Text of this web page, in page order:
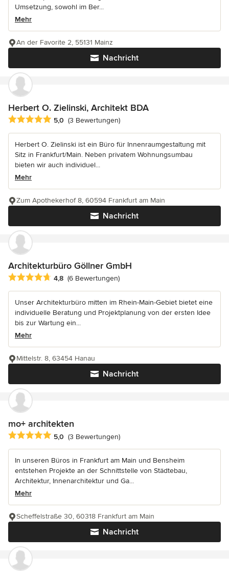
Umsetzung, sowohl im Ber...
Mehr
Nachricht
An der Favorite 2, 55131 Mainz
Herbert O. Zielinski, Architekt BDA
Durchschnittliche Bewertung: 5 von 5 Sternen
5,0 (3 Bewertungen)
Herbert O. Zielinski ist ein Büro für Innenraumgestaltung mit
Sitz in Frankfurt/Main. Neben privatem Wohnungsumbau
bieten wir auch individuel...
Mehr
Nachricht
Zum Apothekerhof 8, 60594 Frankfurt am Main
Architekturbüro Göllner GmbH
Durchschnittliche Bewertung: 4.8 von 5 Sternen
4,8 (6 Bewertungen)
Unser Architekturbüro mitten im Rhein-Main-Gebiet bietet eine
individuelle Beratung und Projektplanung von der ersten Idee
bis zur Wartung ein...
Mehr
Nachricht
Mittelstr. 8, 63454 Hanau
mo+ architekten
Durchschnittliche Bewertung: 5 von 5 Sternen
5,0 (3 Bewertungen)
In unseren Büros in Frankfurt am Main und Bensheim
entstehen Projekte an der Schnittstelle von Städtebau,
Architektur, Innenarchitektur und Ga...
Mehr
Nachricht
Scheffelstraße 30, 60318 Frankfurt am Main